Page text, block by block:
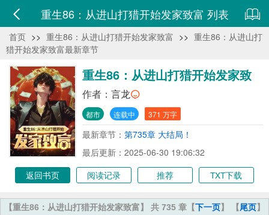
重生86：从进山打猎开始发家致富 列表
首页 >> 重生86：从进山打猎开始发家致富 >> 重生86：从进山打
猎开始发家致富最新章节
重生86：从进山打猎开始发家致
富
作者： 言龙
都市 连载中 371 万字
最新章节： 第735章 大结局！
最后更新：2025-06-30 19:06:32
返回书页
阅读记录 推荐 TXT下载
【下一页】 【尾页】
【重生86：从进山打猎开始发家致富】 共 735 章